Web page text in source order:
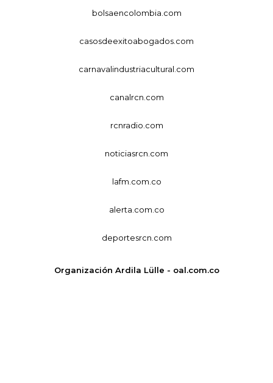
bolsaencolombia.com
casosdeexitoabogados.com
carnavalindustriacultural.com
canalrcn.com
rcnradio.com
noticiasrcn.com
lafm.com.co
alerta.com.co
deportesrcn.com
Organización Ardila Lülle - oal.com.co